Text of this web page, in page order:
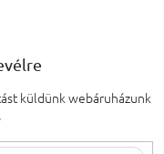
küldünk webáruházunk